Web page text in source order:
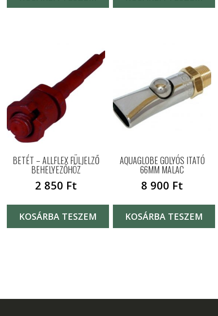
BETÉT – ALLFLEX FÜLJELZŐ
BEHELYEZŐHÖZ
2 850 Ft
KOSÁRBA TESZEM
AQUAGLOBE GOLYÓS ITATÓ
66MM MALAC
8 900 Ft
KOSÁRBA TESZEM